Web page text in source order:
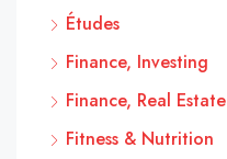
Études
Finance, Investing
Finance, Real Estate
Fitness & Nutrition